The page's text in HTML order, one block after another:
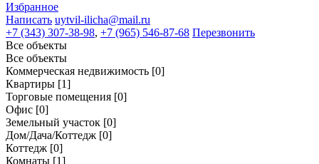
Избранное
Написать uytvil-ilicha@mail.ru
+7 (343) 307-38-98, +7 (965) 546-87-68 Перезвонить
Все объекты
Все объекты
Коммерческая недвижимость [0]
Квартиры [1]
Торговые помещения [0]
Офис [0]
Земельный участок [0]
Дом/Дача/Коттедж [0]
Коттедж [0]
Комнаты [1]